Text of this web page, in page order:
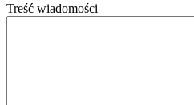
Treść wiadomości